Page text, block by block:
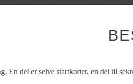
En del er selve startkortet, en del til